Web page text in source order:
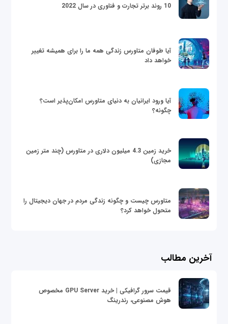
10 روند برتر تجارت و فناوری در سال 2022
آیا طوفان متاورس زندگی همه ما را برای همیشه تغییر
خواهد داد
آیا ورود ایرانیان به دنیای متاورس امکان‌پذیر است؟
چگونه؟
خرید زمین 4.3 میلیون دلاری در متاورس (چند متر زمین
مجازی)
متاورس چیست و چگونه زندگی مردم در جهان دیجیتال را
متحول خواهد کرد؟
آخرین مطالب
قیمت سرور گرافیکی | خرید GPU Server مخصوص
هوش مصنوعی، رندرینگ